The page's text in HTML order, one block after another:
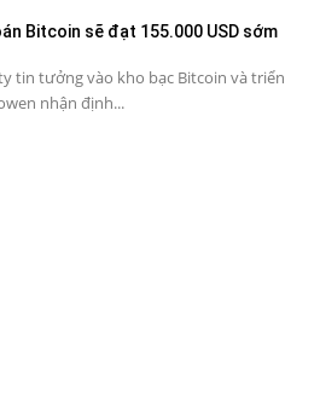
Bitcoin sẽ đạt 155.000 USD sớm
tin tưởng vào kho bạc Bitcoin và triển
nhận định...